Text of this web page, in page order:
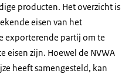
producten. Het overzicht is
eisen van het
exporterende partij om te
eisen zijn. Hoewel de NVWA
heeft samengesteld, kan